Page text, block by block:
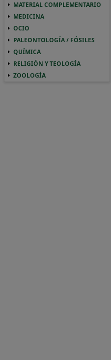
MATERIAL COMPLEMENTARIO
MEDICINA
OCIO
PALEONTOLOGÍA / FÓSILES
QUÍMICA
RELIGIÓN Y TEOLOGÍA
ZOOLOGÍA